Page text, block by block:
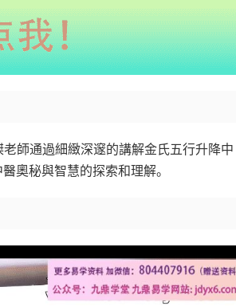
師通過細緻深邃的講解金氏五行升降中
奧秘與智慧的探索和理解。